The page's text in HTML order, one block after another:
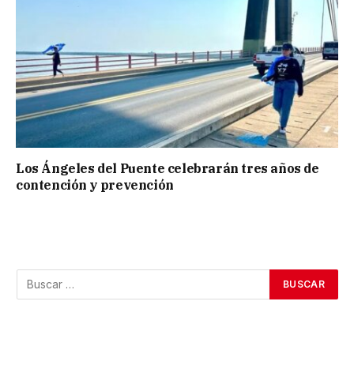
Los Ángeles del Puente celebrarán tres años de
contención y prevención